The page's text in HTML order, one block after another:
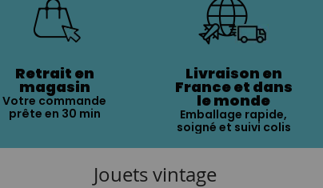
Retrait en
magasin
Votre commande
prête en 30 min
Livraison en
France et dans
le monde
Emballage rapide,
soigné et suivi colis
Jouets vintage